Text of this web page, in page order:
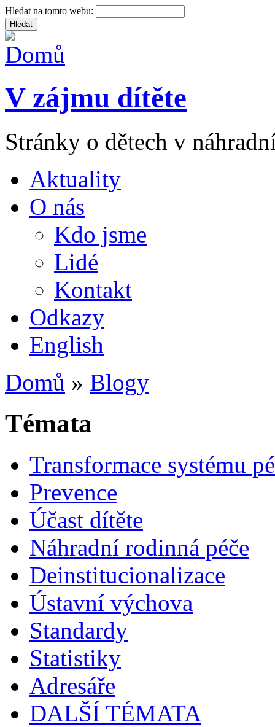
Hledat na tomto webu:
V zájmu dítěte
Stránky o dětech v
Aktuality
O nás
Kdo jsme
Lidé
Kontakt
Odkazy
English
Domů » Blogy
Témata
Transformace systému
Prevence
Účast dítěte
Náhradní rodinná péče
Deinstitucionalizace
Ústavní výchova
Standardy
Statistiky
Adresáře
DALŠÍ TÉMATA